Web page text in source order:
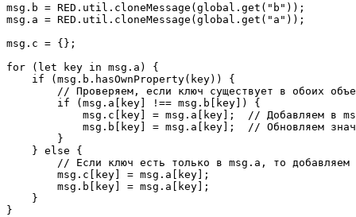
msg.b = RED.util.cloneMessage(global.get("b"));
msg.a = RED.util.cloneMessage(global.get("a"));
msg.c = {};
for (let key in msg.a) {
    if (msg.b.hasOwnProperty(key)) {
// Проверяем, если ключ существует в обоих
        if (msg.a[key] !== msg.b[key]) {
msg.c[key] = msg.a[key];  // Добавляем в
msg.b[key] = msg.a[key];  // Обновляем
        }
    } else {
// Если ключ есть только в msg.a, то добавляем
        msg.c[key] = msg.a[key];
        msg.b[key] = msg.a[key];
    }
}